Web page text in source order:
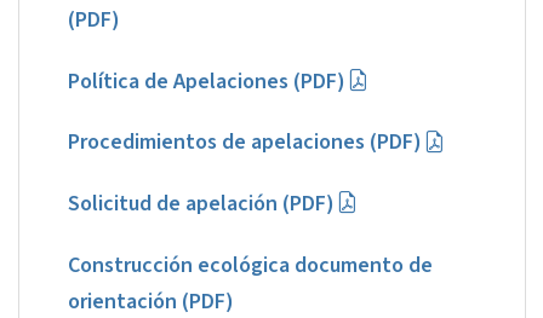
(PDF)
Política de Apelaciones (PDF)
Procedimientos de apelaciones (PDF)
Solicitud de apelación (PDF)
Construcción ecológica documento de
orientación (PDF)